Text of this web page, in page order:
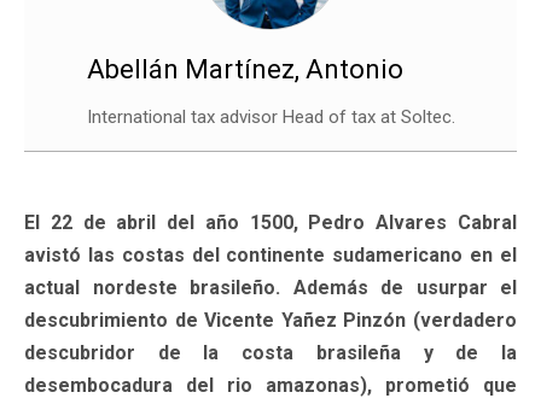
Abellán Martínez, Antonio
International tax advisor Head of tax at Soltec.
El 22 de abril del año 1500, Pedro Alvares Cabral
avistó las costas del continente sudamericano en el
actual nordeste brasileño. Además de usurpar el
descubrimiento de Vicente Yañez Pinzón (verdadero
descubridor de la costa brasileña y de la
desembocadura del rio amazonas), prometió que